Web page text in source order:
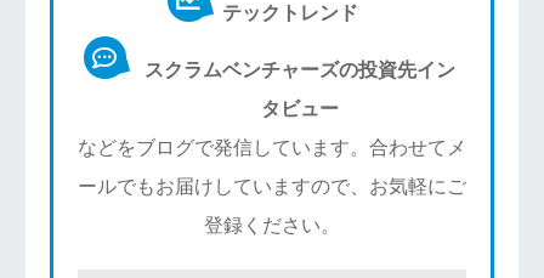
テックトレンド
スクラムベンチャーズの投資先イン
タビュー
などをブログで発信しています。合わせてメ
ールでもお届けしていますので、お気軽にご
登録ください。